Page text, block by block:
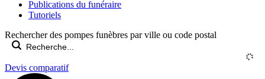
Publications du funéraire
Tutoriels
Rechercher des pompes funèbres par ville ou code postal
Devis comparatif